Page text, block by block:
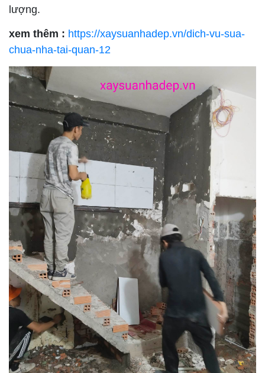
lượng.
xem thêm : https://xaysuanhadep.vn/dich-vu-sua-
chua-nha-tai-quan-12